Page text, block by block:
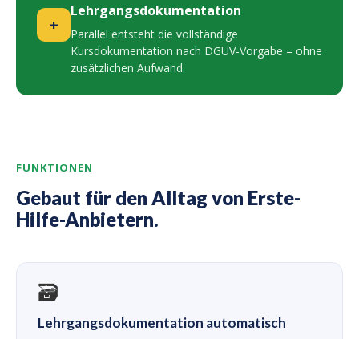
+
Lehrgangsdokumentation
Parallel entsteht die vollständige
Kursdokumentation nach DGUV-Vorgabe – ohne
zusätzlichen Aufwand.
FUNKTIONEN
Gebaut für den Alltag von Erste-
Hilfe-Anbietern.
🗃
Lehrgangsdokumentation automatisch